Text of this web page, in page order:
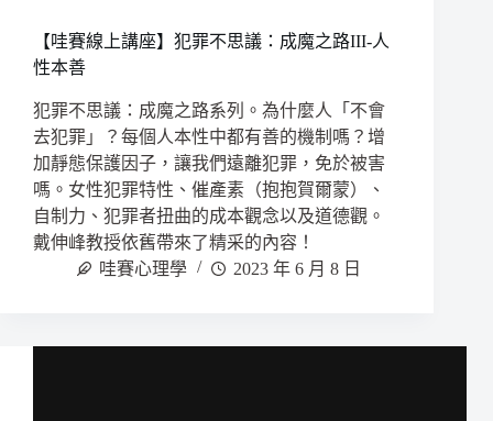
【哇賽線上講座】犯罪不思議：成魔之路III-人
性本善
犯罪不思議：成魔之路系列。為什麼人「不會
去犯罪」？每個人本性中都有善的機制嗎？增
加靜態保護因子，讓我們遠離犯罪，免於被害
嗎。女性犯罪特性、催產素（抱抱賀爾蒙）、
自制力、犯罪者扭曲的成本觀念以及道德觀。
戴伸峰教授依舊帶來了精采的內容！
哇賽心理學
2023 年 6 月 8 日